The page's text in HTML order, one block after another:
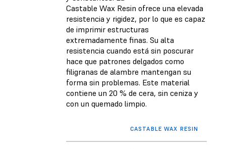
Castable Wax Resin ofrece una elevada
resistencia y rigidez, por lo que es capaz
de imprimir estructuras
extremadamente finas. Su alta
resistencia cuando está sin poscurar
hace que patrones delgados como
filigranas de alambre mantengan su
forma sin problemas. Este material
contiene un 20 % de cera, sin ceniza y
con un quemado limpio.
CASTABLE WAX RESIN